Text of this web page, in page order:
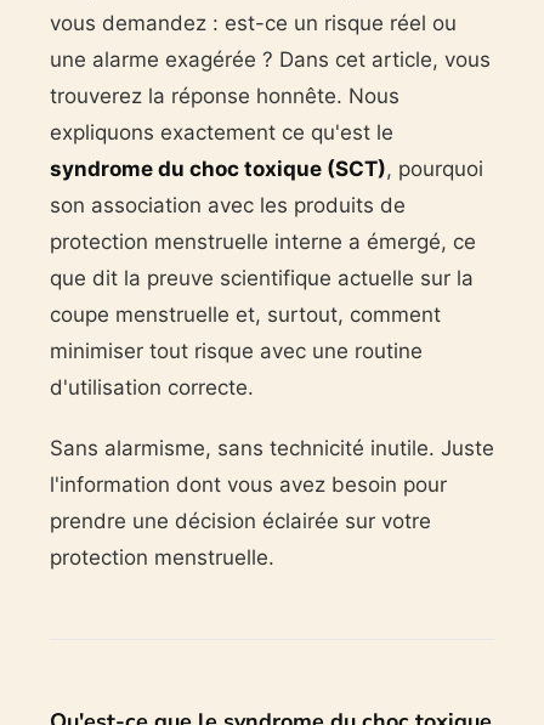
vous demandez : est-ce un risque réel ou
une alarme exagérée ? Dans cet article, vous
trouverez la réponse honnête. Nous
expliquons exactement ce qu'est le
syndrome du choc toxique (SCT), pourquoi
son association avec les produits de
protection menstruelle interne a émergé, ce
que dit la preuve scientifique actuelle sur la
coupe menstruelle et, surtout, comment
minimiser tout risque avec une routine
d'utilisation correcte.
Sans alarmisme, sans technicité inutile. Juste
l'information dont vous avez besoin pour
prendre une décision éclairée sur votre
protection menstruelle.